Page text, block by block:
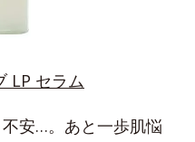
LP セラム
安…。あと一歩肌悩